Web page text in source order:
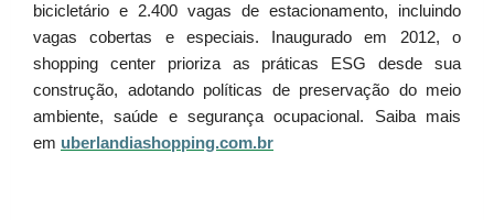
bicicletário e 2.400 vagas de estacionamento, incluindo
vagas cobertas e especiais. Inaugurado em 2012, o
shopping center prioriza as práticas ESG desde sua
construção, adotando políticas de preservação do meio
ambiente, saúde e segurança ocupacional. Saiba mais
em uberlandiashopping.com.br